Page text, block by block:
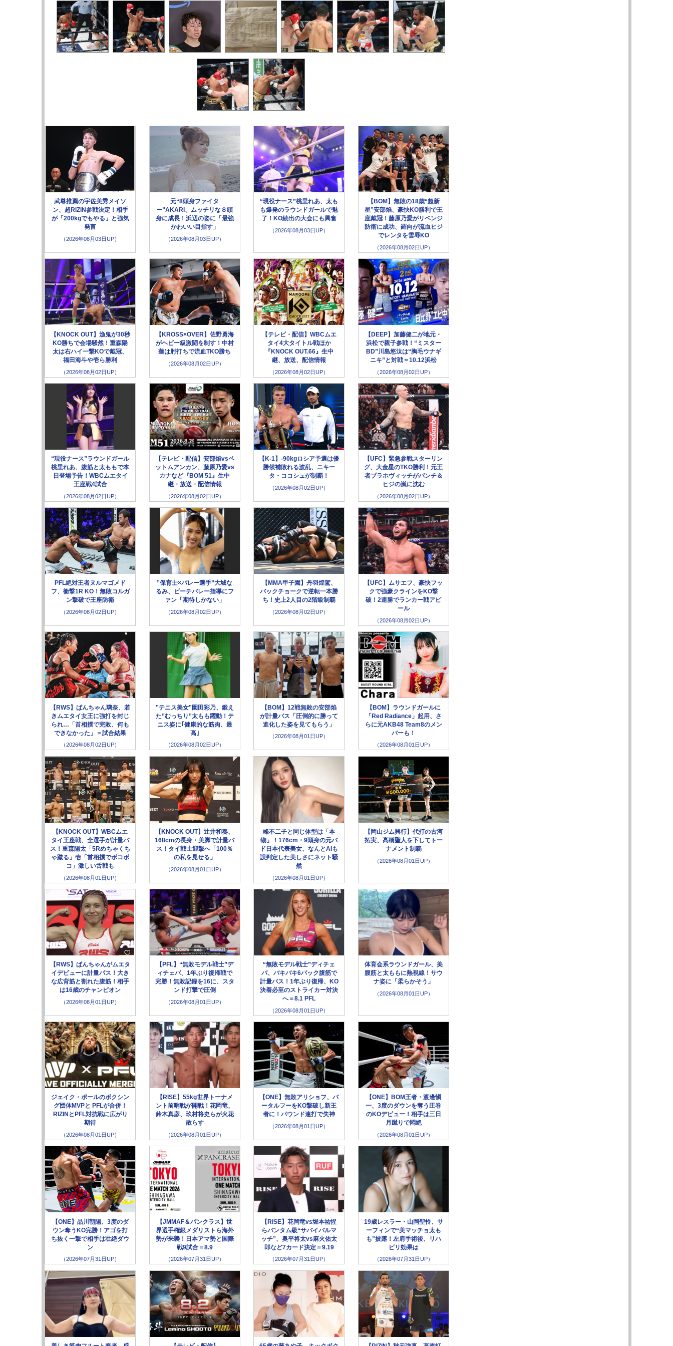
武尊推薦の宇佐美秀メイソ
ン、超RIZIN参戦決定！相手
が「200kgでもやる」と強気
発言
（2026年08月03日UP）
元“8頭身ファイタ
ー”AKARI、ムッチリな８頭
身に成長！浜辺の姿に「最強
かわいい目指す」
（2026年08月03日UP）
“現役ナース”桃里れあ、太も
も爆発のラウンドガールで魅
了！KO続出の大会にも興奮
（2026年08月03日UP）
【BOM】無敗の18歳“超新
星”安部焰、豪快KO勝利で王
座戴冠！藤原乃愛がリベンジ
防衛に成功、羅向が流血ヒジ
でレンタを雪辱KO
（2026年08月02日UP）
【KNOCK OUT】漁鬼が30秒
KO勝ちで会場騒然！重森陽
太は右ハイ一撃KOで戴冠、
福田海斗や壱ら勝利
（2026年08月02日UP）
【KROSS×OVER】佐野勇海
がヘビー級激闘を制す！中村
蓮は肘打ちで流血TKO勝ち
（2026年08月02日UP）
【テレビ・配信】WBCムエ
タイ4大タイトル戦ほか
『KNOCK OUT.66』生中
継、放送、配信情報
（2026年08月02日UP）
【DEEP】加藤健二が地元・
浜松で親子参戦！“ミスター
BD”川島悠汰は“胸毛ウナギ
ニキ”と対戦＝10.12浜松
（2026年08月02日UP）
“現役ナース”ラウンドガール
桃里れあ、腹筋と太ももで本
日登場予告！WBCムエタイ
王座戦4試合
（2026年08月02日UP）
【テレビ・配信】安部焰vsペ
ットムアンカン、藤原乃愛vs
カナなど『BOM 51』生中
継・放送・配信情報
（2026年08月02日UP）
【K-1】-90kgロシア予選は優
勝候補敗れる波乱、ニキー
タ・ココシュが制覇！
（2026年08月02日UP）
【UFC】緊急参戦スターリン
グ、大金星のTKO勝利！元王
者ブラホヴィッチがパンチ＆
ヒジの嵐に沈む
（2026年08月02日UP）
PFL絶対王者ヌルマゴメド
フ、衝撃1R KO！無敗コルガ
ン撃破で王座防衛
（2026年08月02日UP）
”保育士×バレー選手”大城な
るみ、ビーチバレー指導にフ
ァン「期待しかない」
（2026年08月02日UP）
【MMA甲子園】丹羽煌駕、
バックチョークで逆転一本勝
ち！史上2人目の2階級制覇
（2026年08月02日UP）
【UFC】ムサエフ、豪快フッ
クで強豪クラインをKO撃
破！2連勝でランカー戦アピ
ール
（2026年08月02日UP）
【RWS】ぱんちゃん璃奈、若
きムエタイ女王に強打を封じ
られ…「首相撲で完敗、何も
できなかった」＝試合結果
（2026年08月02日UP）
”テニス美女”園田彩乃、鍛え
た”むっちり”太もも躍動！テ
ニス姿に｢健康的な筋肉、最
高｣
（2026年08月02日UP）
【BOM】12戦無敗の安部焰
が計量パス「圧倒的に勝って
進化した姿を見てもらう」
（2026年08月01日UP）
【BOM】ラウンドガールに
「Red Radiance」起用、さ
らに元AKB48 Team8のメン
バーも！
（2026年08月01日UP）
【KNOCK OUT】WBCムエ
タイ王座戦、全選手が計量パ
ス！重森陽太「5Rめちゃくち
ゃ蹴る」壱「首相撲でボコボ
コ」激しい舌戦も
（2026年08月01日UP）
【KNOCK OUT】辻井和奏、
168cmの長身・美脚で計量パ
ス！タイ戦士迎撃へ「100％
の私を見せる」
（2026年08月01日UP）
峰不二子と同じ体型は「本
物」！176cm・9頭身の元バ
ド日本代表美女、なんとAIも
誤判定した美しさにネット騒
然
（2026年08月01日UP）
【岡山ジム興行】代打の古河
拓実、髙橋聖人を下してトー
ナメント制覇
（2026年08月01日UP）
【RWS】ぱんちゃんがムエタ
イデビューに計量パス！大き
な広背筋と割れた腹筋！相手
は16歳のチャンピオン
（2026年08月01日UP）
【PFL】“無敗モデル戦士”デ
ィチェバ、1年ぶり復帰戦で
完勝！無敗記録を16に、スタ
ンド打撃で圧倒
（2026年08月01日UP）
“無敗モデル戦士”ディチェ
バ、バキバキ6パック腹筋で
計量パス！1年ぶり復帰、KO
決着必至のストライカー対決
へ＝8.1 PFL
（2026年08月01日UP）
体育会系ラウンドガール、美
腹筋と太ももに熱視線！サウ
ナ姿に「柔らかそう」
（2026年08月01日UP）
ジェイク・ポールのボクシン
グ団体MVPと PFLが合併！
RIZINとPFL対抗戦に広がり
期待
（2026年08月01日UP）
【RISE】55kg世界トーナメ
ント前哨戦が開戦！花岡竜、
鈴木真彦、玖村将史らが火花
散らす
（2026年08月01日UP）
【ONE】無敗アリショフ、バ
ータルフーをKO撃破し新王
者に！パウンド連打で失神
（2026年08月01日UP）
【ONE】BOM王者・渡邊愼
一、3度のダウンを奪う圧巻
のKOデビュー！相手は三日
月蹴りで悶絶
（2026年08月01日UP）
【ONE】品川朝陽、3度のダ
ウン奪うKO完勝！アゴを打
ち抜く一撃で相手は壮絶ダウ
ン
（2026年07月31日UP）
【JMMAF＆パンクラス】世
界選手権銀メダリストら海外
勢が来襲！日本アマ勢と国際
戦9試合＝8.9
（2026年07月31日UP）
【RISE】花岡竜vs堀本祐惺
らバンタム級“サバイバルマ
ッチ”、奥平将太vs麻火佑太
郎など7カード決定＝9.19
（2026年07月31日UP）
19歳レスラー・山岡聖怜、サ
ーフィンで“美マッチョ太も
も”披露！左肩手術後、リハ
ビリ効果は
（2026年07月31日UP）